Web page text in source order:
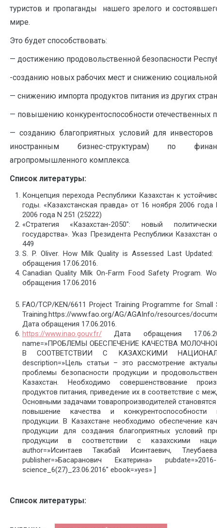
туристов и пропаганды нашего зрелого и
мире.
Это будет способствовать:
— достижению продовольственной безопасности
-созданию новых рабочих мест и снижению
— снижению импорта продуктов питания из других
— повышению конкурентоспособности отечественных
— созданию благоприятных условий для инвесторов
иностранным бизнес-структурам) по
агропромышленного комплекса.
Список литературы:
Концепция перехода Республики Казахстан к
годы. «Казахстанская правда» от 16 ноября 2006
2006 года N 251 (25222)
«Стратегия «Казахстан-2050″: новый
государства». Указ Президента Республики
449
S. P. Oliver. How Milk Quality is Assessed Last
обращения 17.06.2016.
Canadian Quality Milk On-Farm Food Safety Program.
обращения 17.06.2016
FAO/TCP/KEN/6611 Project Training Programme for
Training.https://www.fao.org/AG/AGAInfo/resources/
Дата обращения 17.06.2016.
https://www.inao.gouv.fr/Дата обращения
name=»ПРОБЛЕМЫ ОБЕСПЕЧЕНИЕ КАЧЕСТВА
В СООТВЕТСТВИИ С КАЗАХСКИМИ
description=»Цель статьи – это рассмотрение
проблемы безопасности продукции и
Казахстан. Необходимо совершенствование
продуктов питания, приведение их в соответствие с
Основными задачами товаропроизводителей
повышение качества и конкурентоспособности
продукции. В Казахстане необходимо обеспечение
продукции для создания благоприятных условий
продукции в соответствии с казахскими
author=»Исинтаев Такабай Исинтаевич,
publisher=»Басаранович Екатерина»
science_6(27)_23.06.2016″ ebook=»yes» ]
Список литературы: